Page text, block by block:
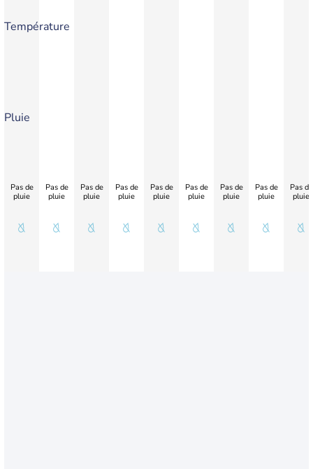
Température
Pluie
Pas de
pluie
Pas de
pluie
Pas de
pluie
Pas de
pluie
Pas de
pluie
Pas de
pluie
Pas de
pluie
Pas de
pluie
Pas de
pluie